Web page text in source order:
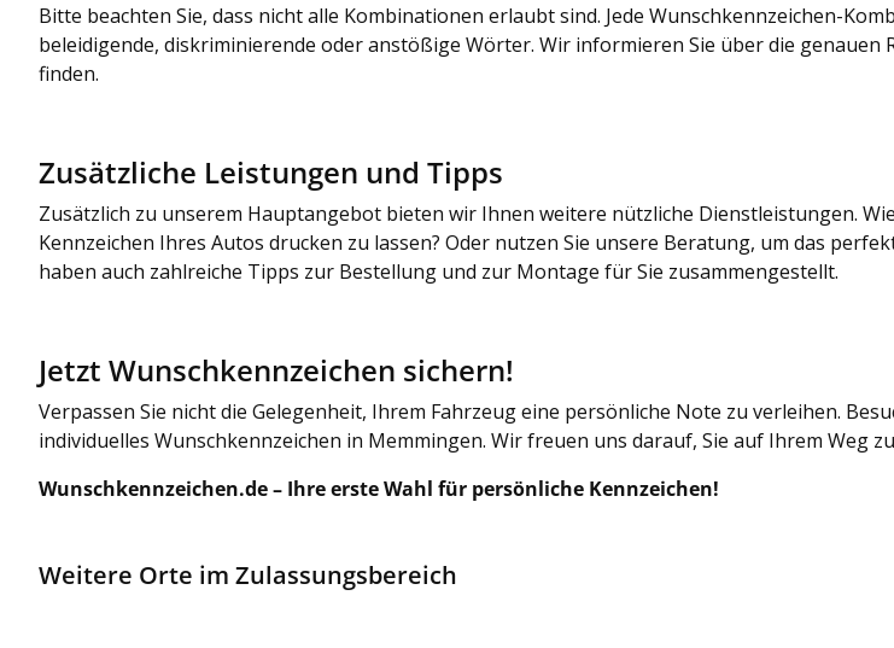
Bitte beachten Sie, dass nicht alle Kombinationen erlaubt sind. Jede Wunschkennzeichen-
beleidigende, diskriminierende oder anstößige Wörter. Wir informieren Sie über die
finden.
Zusätzliche Leistungen und Tipps
Zusätzlich zu unserem Hauptangebot bieten wir Ihnen weitere nützliche Dienstleistungen.
Kennzeichen Ihres Autos drucken zu lassen? Oder nutzen Sie unsere Beratung, um das
haben auch zahlreiche Tipps zur Bestellung und zur Montage für Sie zusammengestellt.
Jetzt Wunschkennzeichen sichern!
Verpassen Sie nicht die Gelegenheit, Ihrem Fahrzeug eine persönliche Note zu verleihen.
individuelles Wunschkennzeichen in Memmingen. Wir freuen uns darauf, Sie auf Ihrem Weg
Wunschkennzeichen.de – Ihre erste Wahl für persönliche Kennzeichen!
Weitere Orte im Zulassungsbereich